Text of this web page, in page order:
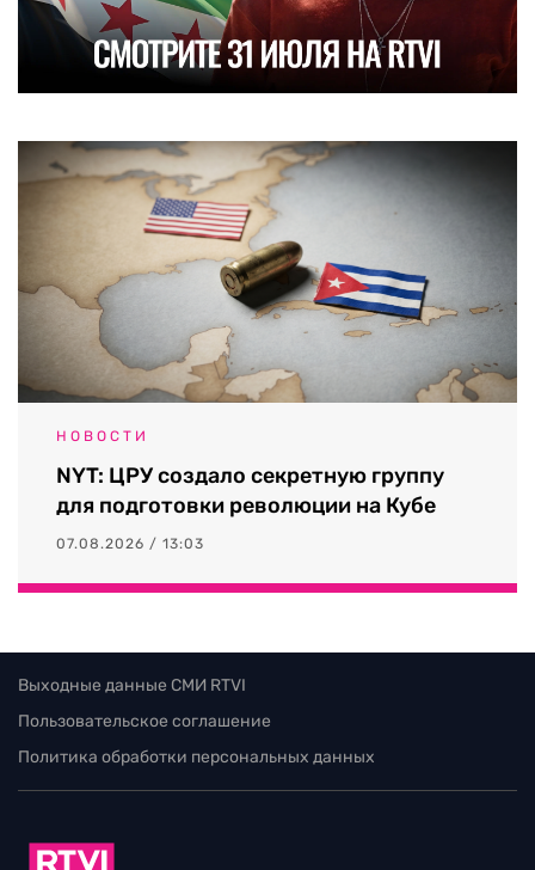
НОВОСТИ
NYT: ЦРУ создало секретную группу
для подготовки революции на Кубе
07.08.2026 / 13:03
Выходные данные СМИ RTVI
Пользовательское соглашение
Политика обработки персональных данных